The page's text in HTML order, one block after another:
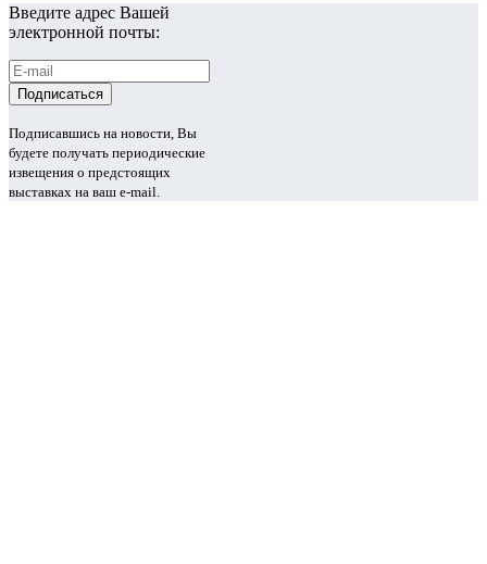
Введите адрес Вашей
электронной почты:
Подписавшись на новости, Вы
будете получать периодические
извещения о предстоящих
выставках на ваш e-mail.